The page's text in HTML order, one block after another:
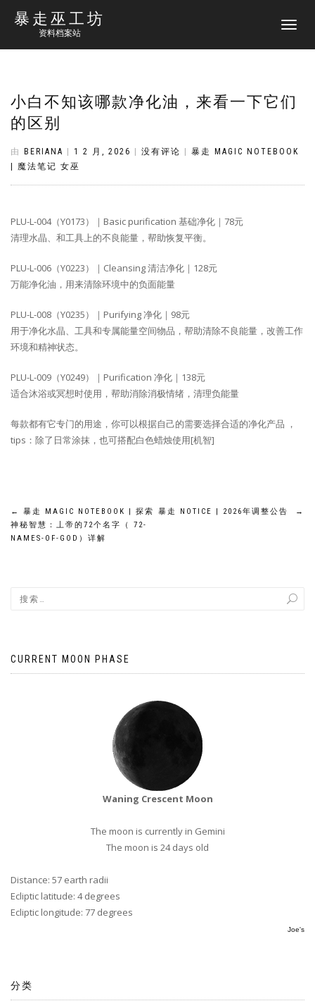
暴走巫工坊
资料档案站
切
导
小白不知该哪款净化油，来看一下它们
的区别
由 BERIANA 1 2 月, 2026 没有评论
暴走 MAGIC NOTEBOOK
| 魔法笔记 女巫
PLU-L-004（Y0173）｜Basic purification 基础净化｜78元
清理水晶、和工具上的不良能量，帮助恢复平衡。
PLU-L-006（Y0223）｜Cleansing 清洁净化｜128元
万能净化油，用来清除环境中的负面能量
PLU-L-008（Y0235）｜Purifying 净化｜98元
用于净化水晶、工具和专属能量空间物品，帮助清除不良能量，改善工作
环境和精神状态。
PLU-L-009（Y0249）｜Purification 净化｜138元
适合沐浴或冥想时使用，帮助消除消极情绪，清理负能量
每款都有它专门的用途，你可以根据自己的需要选择合适的净化产品 ，
tips：除了日常涂抹，也可搭配白色蜡烛使用[机智]
文
章
航
←
暴走 MAGIC NOTEBOOK | 探索
神秘智慧：丄帝的72个名字（ 72-
NAMES-OF-GOD）详解
暴走 NOTICE | 2026年调整公告 →
CURRENT MOON PHASE
Waning Crescent Moon
The moon is currently in Gemini
The moon is 24 days old
Distance: 57 earth radii
Ecliptic latitude: 4 degrees
Ecliptic longitude: 77 degrees
Joe's
分类